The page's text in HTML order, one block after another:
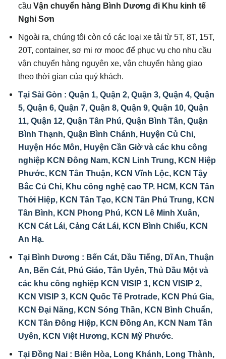
cầuVận chuyển hàng Bình Dương đi Khu kinh tế
Nghi Sơn
Ngoài ra, chúng tôi còn có các loại xe tải từ 5T, 8T, 15T,
20T, container, sơ mi rơ mooc để phục vụ cho nhu cầu
vận chuyển hàng nguyên xe, vận chuyển hàng giao
theo thời gian của quý khách.
Tại Sài Gòn : Quận 1, Quận 2, Quận 3, Quận 4, Quận
5, Quận 6, Quận 7, Quận 8, Quận 9, Quận 10, Quận
11, Quận 12, Quận Tân Phú, Quận Bình Tân, Quận
Bình Thạnh, Quận Bình Chánh, Huyện Củ Chi,
Huyện Hóc Môn, Huyện Cần Giờ và các khu công
nghiệp KCN Đông Nam, KCN Linh Trung, KCN Hiệp
Phước, KCN Tân Thuận, KCN Vĩnh Lộc, KCN Tậy
Bắc Củ Chi, Khu công nghệ cao TP. HCM, KCN Tân
Thới Hiệp, KCN Tân Tạo, KCN Tân Phú Trung, KCN
Tân Bình, KCN Phong Phú, KCN Lê Minh Xuân,
KCN Cát Lái, Cảng Cát Lái, KCN Bình Chiểu, KCN
An Hạ.
Tại Bình Dương : Bến Cát, Dầu Tiếng, Dĩ An, Thuận
An, Bến Cát, Phú Giáo, Tân Uyên, Thủ Dầu Một và
các khu công nghiệp KCN VISIP 1, KCN VISIP 2,
KCN VISIP 3, KCN Quốc Tế Protrade, KCN Phú Gia,
KCN Đại Năng, KCN Sóng Thần, KCN Bình Chuẩn,
KCN Tân Đông Hiệp, KCN Đồng An, KCN Nam Tân
Uyên, KCN Việt Hương, KCN Mỹ Phước.
Tại Đồng Nai : Biên Hòa, Long Khánh, Long Thành,